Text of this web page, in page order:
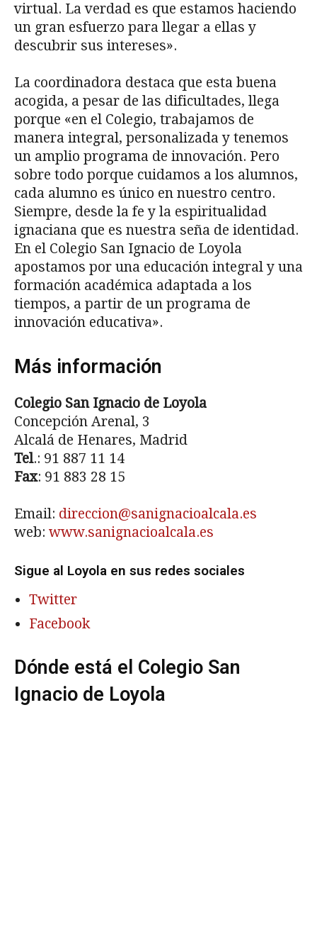
virtual. La verdad es que estamos haciendo
un gran esfuerzo para llegar a ellas y
descubrir sus intereses».
La coordinadora destaca que esta buena
acogida, a pesar de las dificultades, llega
porque «en el Colegio, trabajamos de
manera integral, personalizada y tenemos
un amplio programa de innovación. Pero
sobre todo porque cuidamos a los alumnos,
cada alumno es único en nuestro centro.
Siempre, desde la fe y la espiritualidad
ignaciana que es nuestra seña de identidad.
En el Colegio San Ignacio de Loyola
apostamos por una educación integral y una
formación académica adaptada a los
tiempos, a partir de un programa de
innovación educativa».
Más información
Colegio San Ignacio de Loyola
Concepción Arenal, 3
Alcalá de Henares, Madrid
Tel.: 91 887 11 14
Fax: 91 883 28 15
Email: direccion@sanignacioalcala.es
web: www.sanignacioalcala.es
Sigue al Loyola en sus redes sociales
Twitter
Facebook
Dónde está el Colegio San
Ignacio de Loyola